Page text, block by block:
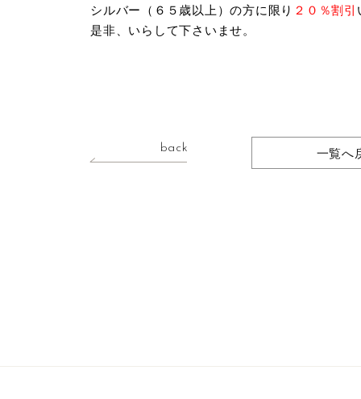
シルバー（６５歳以上）の方に限り ２０％割引
是非、いらして下さいませ。
back 一覧へ